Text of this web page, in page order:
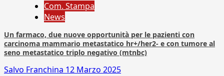
Com. Stampa
News
Un farmaco, due nuove opportunità per le pazienti con
carcinoma mammario metastatico hr+/her2- e con tumore al
seno metastatico triplo negativo (mtnbc)
Salvo Franchina 12 Marzo 2025